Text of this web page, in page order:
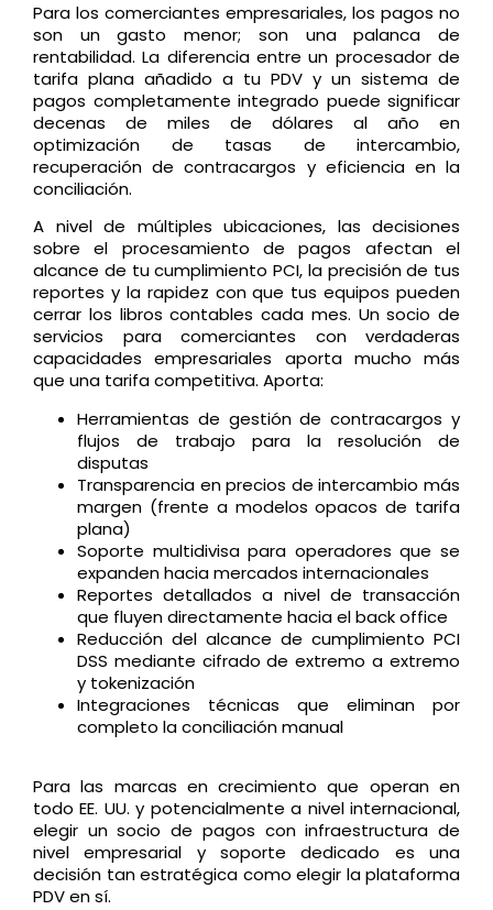
Para los comerciantes empresariales, los pagos no
son un gasto menor; son una palanca de
rentabilidad. La diferencia entre un procesador de
tarifa plana añadido a tu PDV y un sistema de
pagos completamente integrado puede significar
decenas de miles de dólares al año en
optimización de tasas de intercambio,
recuperación de contracargos y eficiencia en la
conciliación.
A nivel de múltiples ubicaciones, las decisiones
sobre el procesamiento de pagos afectan el
alcance de tu cumplimiento PCI, la precisión de tus
reportes y la rapidez con que tus equipos pueden
cerrar los libros contables cada mes. Un socio de
servicios para comerciantes con verdaderas
capacidades empresariales aporta mucho más
que una tarifa competitiva. Aporta:
Herramientas de gestión de contracargos y
flujos de trabajo para la resolución de
disputas
Transparencia en precios de intercambio más
margen (frente a modelos opacos de tarifa
plana)
Soporte multidivisa para operadores que se
expanden hacia mercados internacionales
Reportes detallados a nivel de transacción
que fluyen directamente hacia el back office
Reducción del alcance de cumplimiento PCI
DSS mediante cifrado de extremo a extremo
y tokenización
Integraciones técnicas que eliminan por
completo la conciliación manual
Para las marcas en crecimiento que operan en
todo EE. UU. y potencialmente a nivel internacional,
elegir un socio de pagos con infraestructura de
nivel empresarial y soporte dedicado es una
decisión tan estratégica como elegir la plataforma
PDV en sí.